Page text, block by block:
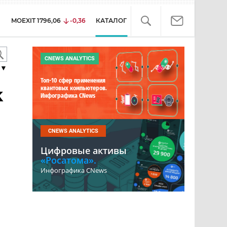
MOEXIT 1796,06 -0,36 КАТАЛОГ
▼
CNEWS ANALYTICS
Топ-10 сфер применения
квантовых компьютеров.
Инфографика CNews
CNEWS ANALYTICS
Цифровые активы
«Росатома».
Инфографика CNews